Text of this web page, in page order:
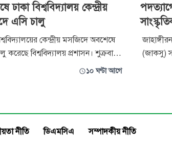
ঢাকা বিশ্ববিদ্যালয় কেন্দ্রীয়
এসি চালু
কেন্দ্রীয় মসজিদে অবশেষে
করেছে বিশ্ববিদ্যালয় প্রশাসন। শুক্রবার
এক স্ট্যাটাসে এ তথ্য জানান ঢাকা১০ ঘণ্টা আগে
(জাকসু)
নীতি ডিএমসিএ সম্পাদকীয় নীতি